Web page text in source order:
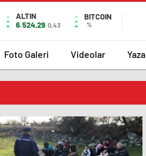
ALTIN
6.524,29 0,43
BITCOIN
%
Foto Galeri Videolar